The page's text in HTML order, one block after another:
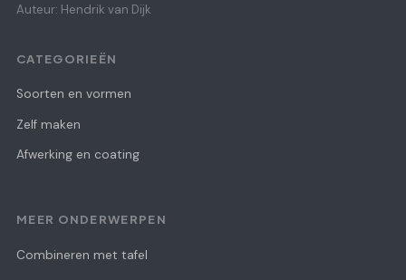
Auteur: Hendrik van Dijk
CATEGORIEËN
Soorten en vormen
Zelf maken
Afwerking en coating
MEER ONDERWERPEN
Combineren met tafel